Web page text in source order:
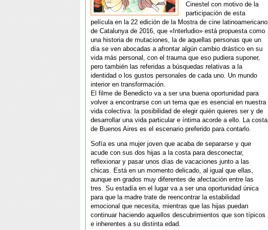
Cinestel con motivo de la
participación de esta
película en la 22 edición de la Mostra de cine latinoamericano
de Catalunya de 2016, que «Interludio» está propuesta como
una historia de mutaciones, la de aquellas personas que un
día se ven abocadas a afrontar algún cambio drástico en su
vida más personal, con el trauma que eso pudiera suponer,
pero también las referidas a búsquedas relativas a la
identidad o los gustos personales de cada uno. Un mundo
interior en transformación.
El filme de Benedicto va a ser una buena oportunidad para
volver a encontrarse con un tema que es esencial en nuestra
vida colectiva: la posibilidad de elegir quién quieres ser y de
desarrollar una vida particular e íntima acorde a ello. La costa
de Buenos Aires es el escenario preferido para contarlo.
Sofía es una mujer joven que acaba de separarse y que
acude con sus dos hijas a la costa para desconectar,
reflexionar y pasar unos días de vacaciones junto a las
chicas. Está en un momento delicado, al igual que ellas,
aunque en grados muy diferentes de afectación entre las
tres. Su estadía en el lugar va a ser una oportunidad única
para que la madre trate de reencontrar la estabilidad
emocional que necesita, mientras que las hijas puedan
continuar haciendo aquellos descubrimientos que son típicos
e inherentes a su distinta edad.